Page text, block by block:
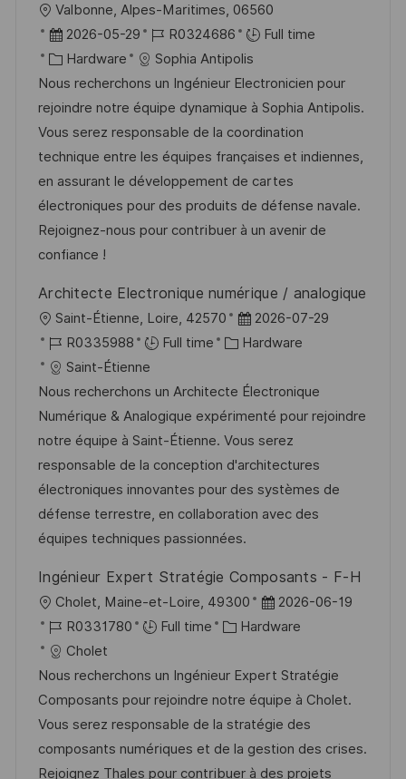
L
o
c
a
t
i
o
n
Valbonne, Alpes-Maritimes, 06560
P
o
s
t
e
d
D
a
t
e
2026-05-29
J
o
b
I
d
R0324686
Full time
C
a
t
e
g
o
r
y
Hardware
Sophia Antipolis
Nous recherchons un Ingénieur Electronicien pour
rejoindre notre équipe dynamique à Sophia Antipolis.
Vous serez responsable de la coordination
technique entre les équipes françaises et indiennes,
en assurant le développement de cartes
électroniques pour des produits de défense navale.
Rejoignez-nous pour contribuer à un avenir de
confiance !
Architecte Electronique numérique / analogique
L
o
c
a
t
i
o
n
Saint-Étienne, Loire, 42570
P
o
t
e
d
D
a
t
e
2026-07-29
J
o
b
I
d
R0335988 Full time
C
t
e
g
o
r
y
Hardware
Saint-Étienne
Nous recherchons un Architecte Électronique
Numérique & Analogique expérimenté pour rejoindre
notre équipe à Saint-Étienne. Vous serez
responsable de la conception d'architectures
électroniques innovantes pour des systèmes de
défense terrestre, en collaboration avec des
équipes techniques passionnées.
Ingénieur Expert Stratégie Composants - F-H
L
o
c
a
t
i
o
n
Cholet, Maine-et-Loire, 49300
P
o
t
e
d
D
a
2026-06-19
J
o
b
I
d
R0331780 Full time
C
t
e
g
o
r
Hardware
Cholet
Nous recherchons un Ingénieur Expert Stratégie
Composants pour rejoindre notre équipe à Cholet.
Vous serez responsable de la stratégie des
composants numériques et de la gestion des crises.
Rejoignez Thales pour contribuer à des projets